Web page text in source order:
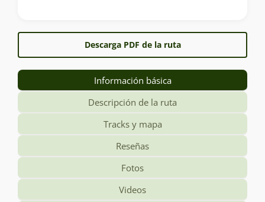
Descarga PDF de la ruta
Información básica
Descripción de la ruta
Tracks y mapa
Reseñas
Fotos
Videos